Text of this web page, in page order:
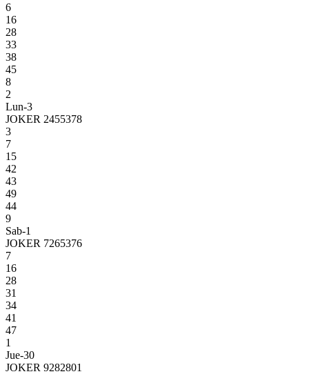
6
16
28
33
38
45
8
2
Lun-3
JOKER 2455378
3
7
15
42
43
49
44
9
Sab-1
JOKER 7265376
7
16
28
31
34
41
47
1
Jue-30
JOKER 9282801